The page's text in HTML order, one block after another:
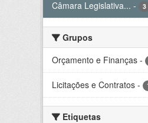
Câmara Legislativa... - 3
Grupos
Orçamento e Finanças -
Licitações e Contratos -
Etiquetas